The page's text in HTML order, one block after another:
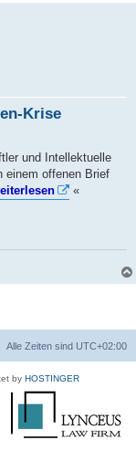
Krise
und Intellektuelle
einem offenen Brief
«
Alle Zeiten sind UTC+02:00
by HOSTINGER